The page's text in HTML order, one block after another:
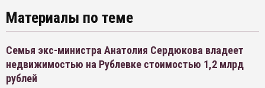
Материалы по теме
Семья экс-министра Анатолия Сердюкова владеет
недвижимостью на Рублевке стоимостью 1,2 млрд
рублей